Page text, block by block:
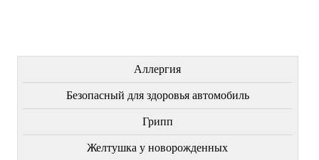
Аллергия
Безопасный для здоровья автомобиль
Грипп
Желтушка у новорожденных